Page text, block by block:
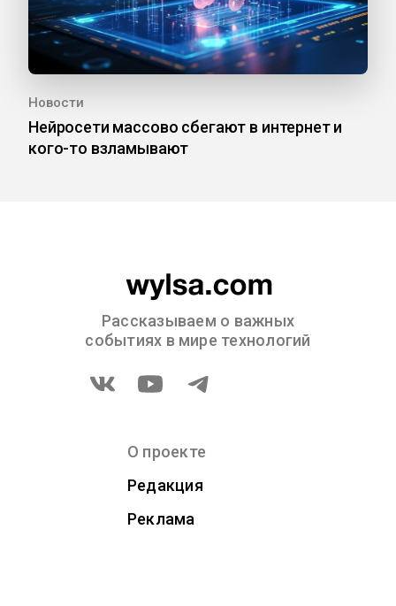
Новости
Нейросети массово сбегают в интернет и
кого-то взламывают
Рассказываем о важных
событиях в мире технологий
О проекте
Редакция
Реклама